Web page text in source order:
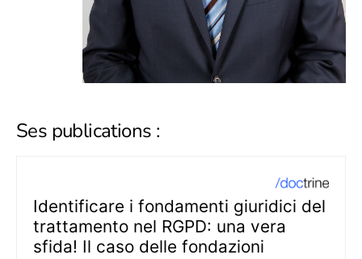
Ses publications :
Identificare i fondamenti giuridici del
trattamento nel RGPD: una vera
sfida! Il caso delle fondazioni